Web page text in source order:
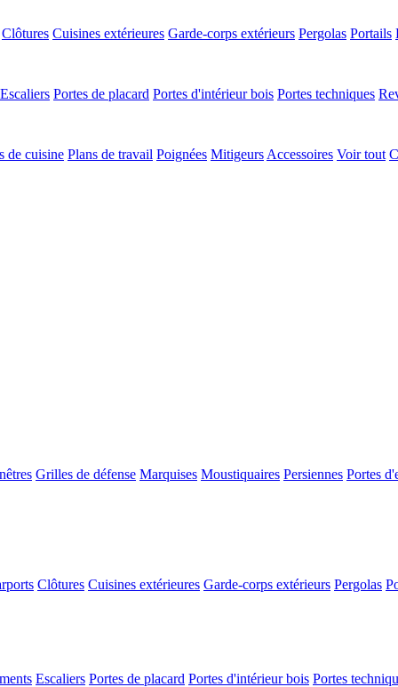
Clôtures Cuisines extérieures Garde-corps extérieurs Pergolas Portails
Escaliers Portes de placard Portes d'intérieur bois Portes techniques
de cuisine Plans de travail Poignées Mitigeurs Accessoires Voir tout
Grilles de défense Marquises Moustiquaires Persiennes Portes
Clôtures Cuisines extérieures Garde-corps extérieurs Pergolas
Escaliers Portes de placard Portes d'intérieur bois Portes